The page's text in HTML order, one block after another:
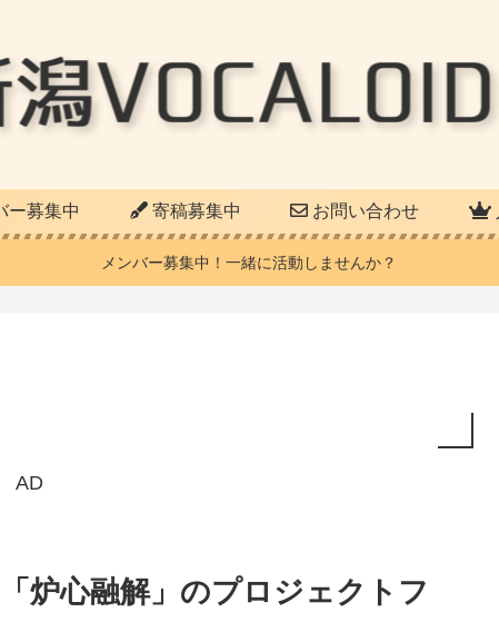
ー募集中 寄稿募集中 お問い合わせ
メンバー募集中！一緒に活動しませんか？
AD
「炉心融解」のプロジェクトフ